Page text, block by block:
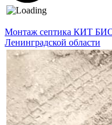
Монтаж септика КИТ БИО
Ленинградской области